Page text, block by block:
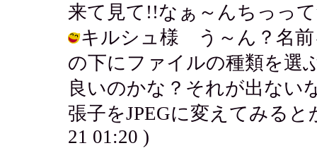
来て見て!!なぁ～んちっっ
キルシュ様 う～ん？名前
の下にファイルの種類を選
良いのかな？それが出ない
張子をJPEGに変えてみる
21 01:20 )